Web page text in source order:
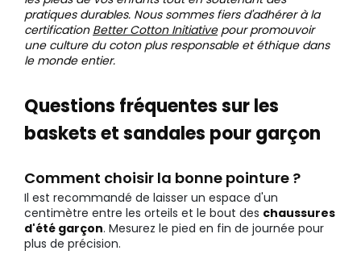
pratiques durables. Nous sommes fiers d'adhérer à la
certification Better Cotton Initiativepour promouvoir
une culture du coton plus responsable et éthique dans
le monde entier.
Questions fréquentes sur les
baskets et sandales pour garçon
Comment choisir la bonne pointure ?
Il est recommandé de laisser un espace d'un
centimètre entre les orteils et le bout des chaussures
d'été garçon. Mesurez le pied en fin de journée pour
plus de précision.